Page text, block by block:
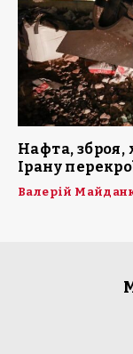
Нафта, зброя,
Ірану
Валерій